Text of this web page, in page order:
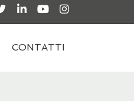
CONTATTI